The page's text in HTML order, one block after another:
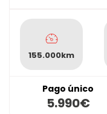
155.000km
Pago único
5.990€